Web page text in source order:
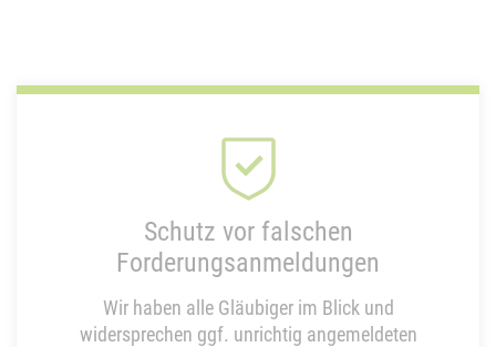
Schutz vor falschen
Forderungsanmeldungen
Wir haben alle Gläubiger im Blick und
widersprechen ggf. unrichtig angemeldeten